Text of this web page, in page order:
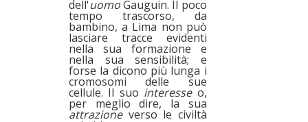
dell'uomoGauguin. Il poco
tempo trascorso, da
bambino, a Lima non può
lasciare tracce evidenti
nella sua formazione e
nella sua sensibilità; e
forse la dicono più lunga i
cromosomi delle sue
cellule. Il suo interesseo,
per meglio dire, la sua
attrazioneverso le civiltà